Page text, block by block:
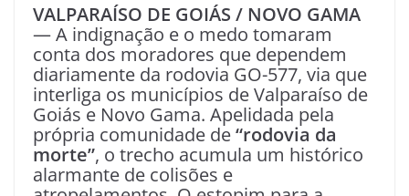
VALPARAÍSO DE GOIÁS / NOVO GAMA
— A indignação e o medo tomaram
conta dos moradores que dependem
diariamente da rodovia GO-577, via que
interliga os municípios de Valparaíso de
Goiás e Novo Gama. Apelidada pela
própria comunidade de“rodovia da
morte”, o trecho acumula um histórico
alarmante de colisões e